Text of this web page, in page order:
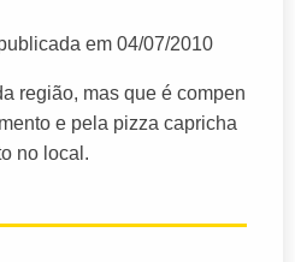
em 04/07/2010
região, mas que é compen
e pela pizza capricha
no local.